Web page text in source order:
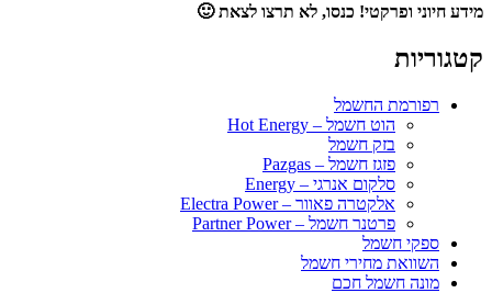
מידע חיוני ופרקטי! כנסו, לא תרצו לצאת 🙂
קטגוריות
רפורמת החשמל
הוט חשמל – Hot Energy
בזק חשמל
פזגז חשמל – Pazgas
סלקום אנרגי​ – Energy
אלקטרה פאוור – Electra Power
פרטנר חשמל – Partner Power
ספקי חשמל
השוואת מחירי חשמל
מונה חשמל חכם